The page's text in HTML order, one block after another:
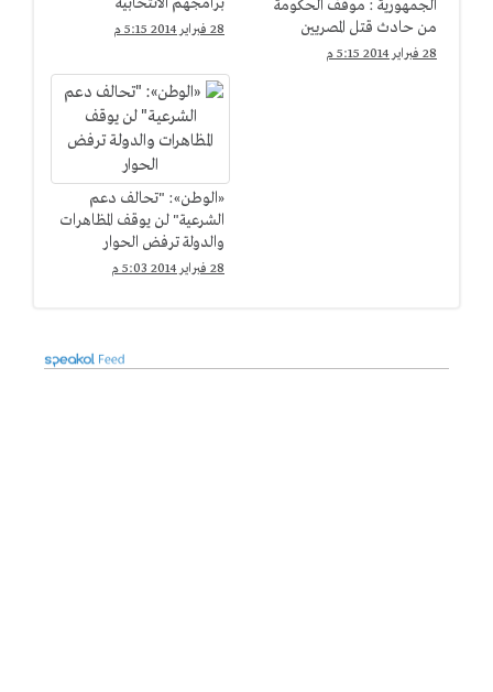
الجمهورية : موقف الحكومة
من حادث قتل المصريين
بليبيا "مخزى"
28 فبراير 2014 5:15 م
28 فبراير 2014 5:15 م
«الوطن»: "تحالف دعم
الشرعية" لن يوقف المظاهرات
والدولة ترفض الحوار
28 فبراير 2014 5:03 م